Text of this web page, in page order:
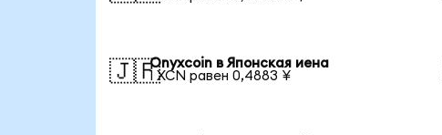
🇯🇵Onyxcoin в Японская иена
1 XCN равен 0,4883 ¥